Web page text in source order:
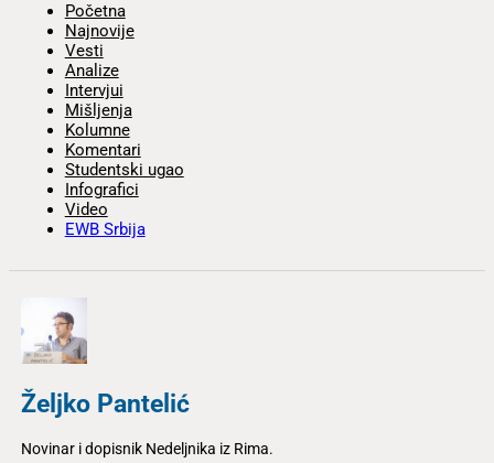
Početna
Najnovije
Vesti
Analize
Intervjui
Mišljenja
Kolumne
Komentari
Studentski ugao
Infografici
Video
EWB Srbija
Željko Pantelić
Novinar i dopisnik Nedeljnika iz Rima.